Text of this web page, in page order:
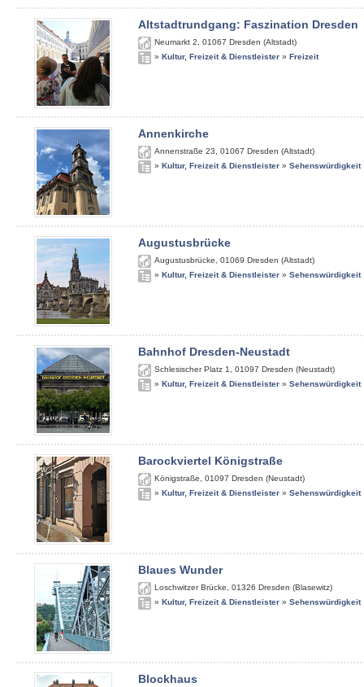
Altstadtrundgang: Faszination Dresden
Neumarkt 2 01067 Dresden (Altstadt)
» Kultur, Freizeit & Dienstleister » Freizeit
Annenkirche
Annenstraße 23 01067 Dresden (Altstadt)
» Kultur, Freizeit & Dienstleister » Sehenswürdigkeit
Augustusbrücke
Augustusbrücke 01069 Dresden (Altstadt)
» Kultur, Freizeit & Dienstleister » Sehenswürdigkeit
Bahnhof Dresden-Neustadt
Schlesischer Platz 1 01097 Dresden (Neustadt)
» Kultur, Freizeit & Dienstleister » Sehenswürdigkeit
Barockviertel Königstraße
Königstraße 01097 Dresden (Neustadt)
» Kultur, Freizeit & Dienstleister » Sehenswürdigkeit
Blaues Wunder
Loschwitzer Brücke 01326 Dresden (Blasewitz)
» Kultur, Freizeit & Dienstleister » Sehenswürdigkeit
Blockhaus